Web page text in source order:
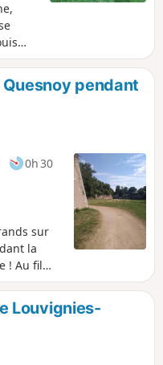
pendant
0h 30
sur
la
! Au fil
et de
Louvignies-